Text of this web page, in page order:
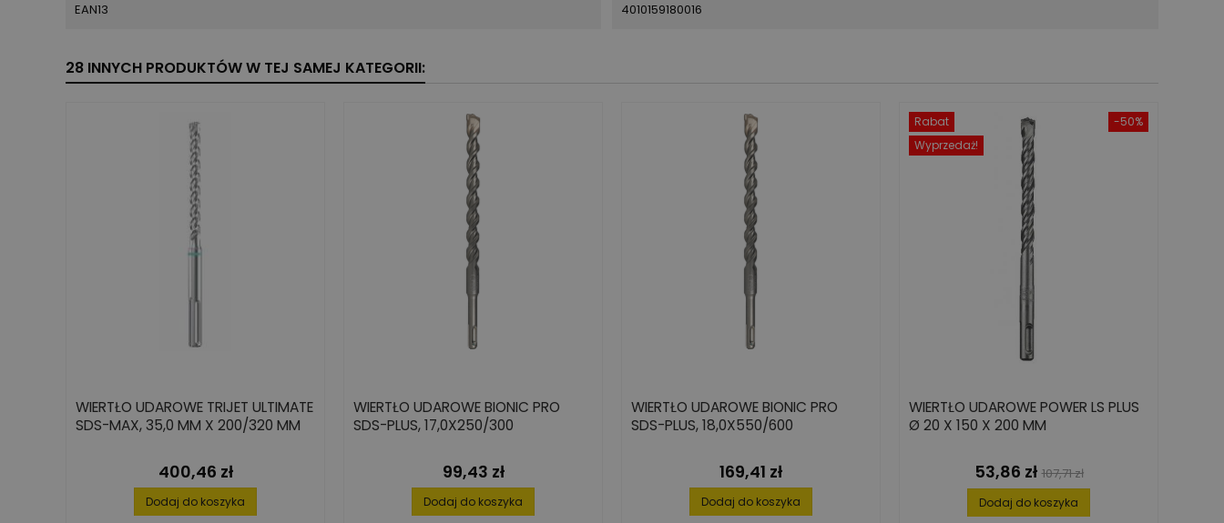
EAN13 4010159180016
28 INNYCH PRODUKTÓW W TEJ SAMEJ KATEGORII:
WIERTŁO UDAROWE TRIJET ULTIMATE
SDS-MAX, 35,0 MM X 200/320 MM
Cena
400,46 zł
Dodaj do koszyka
WIERTŁO UDAROWE BIONIC PRO
SDS-PLUS, 17,0X250/300
Cena
99,43 zł
Dodaj do koszyka
WIERTŁO UDAROWE BIONIC PRO
SDS-PLUS, 18,0X550/600
Cena
169,41 zł
Dodaj do koszyka
-50%
Rabat
Wyprzedaż!
WIERTŁO UDAROWE POWER LS PLUS
Ø 20 X 150 X 200 MM
Cena
53,86 zł Cena
podstawowa
107,71 zł
Dodaj do koszyka